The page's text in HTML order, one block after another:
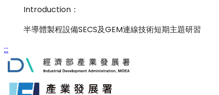
Introduction：
半導體製程設備SECS及GEM連線技術短期主題研習
:::